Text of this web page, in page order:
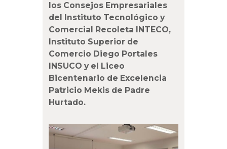
los Consejos Empresariales
del Instituto Tecnológico y
Comercial Recoleta INTECO,
Instituto Superior de
Comercio Diego Portales
INSUCO y el Liceo
Bicentenario de Excelencia
Patricio Mekis de Padre
Hurtado.